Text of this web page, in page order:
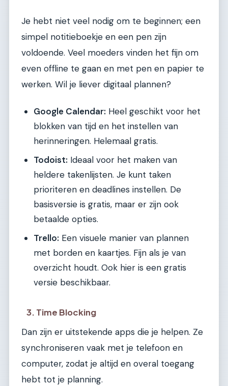
Je hebt niet veel nodig om te beginnen; een
simpel notitieboekje en een pen zijn
voldoende. Veel moeders vinden het fijn om
even offline te gaan en met pen en papier te
werken. Wil je liever digitaal plannen?
Google Calendar: Heel geschikt voor het
blokken van tijd en het instellen van
herinneringen. Helemaal gratis.
Todoist: Ideaal voor het maken van
heldere takenlijsten. Je kunt taken
prioriteren en deadlines instellen. De
basisversie is gratis, maar er zijn ook
betaalde opties.
Trello: Een visuele manier van plannen
met borden en kaartjes. Fijn als je van
overzicht houdt. Ook hier is een gratis
versie beschikbaar.
3. Time Blocking
Dan zijn er uitstekende apps die je helpen. Ze
synchroniseren vaak met je telefoon en
computer, zodat je altijd en overal toegang
hebt tot je planning.